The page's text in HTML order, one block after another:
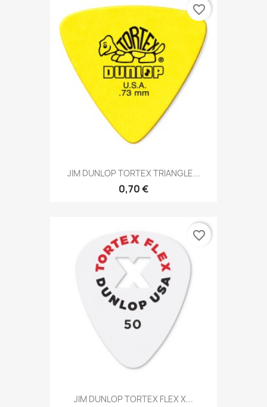
JIM DUNLOP TORTEX TRIANGLE...
0,70 €
favorite_border
JIM DUNLOP TORTEX FLEX X...
favorite_border